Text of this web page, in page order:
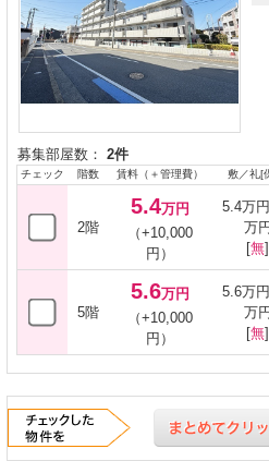
募集部屋数： 2件
チェック 階数 賃料（＋管理費） 敷／礼[
2階
5.4万円
（+10,000
円）
5.4万
万円
[無]
5階
5.6万円
（+10,000
円）
5.6万
万円
[無]